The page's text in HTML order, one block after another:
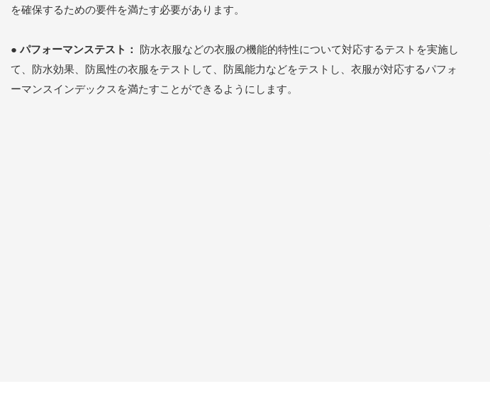
を確保するための要件を満たす必要があります。
● パフォーマンステスト： 防水衣服などの衣服の機能的特性について対応するテストを実施し
て、防水効果、防風性の衣服をテストして、防風能力などをテストし、衣服が対応するパフォ
ーマンスインデックスを満たすことができるようにします。